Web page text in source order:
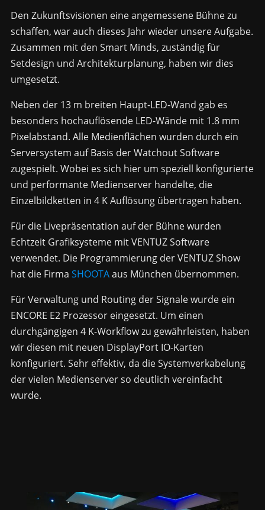
Den Zukunftsvisionen eine angemessene Bühne zu
schaffen, war auch dieses Jahr wieder unsere Aufgabe.
Zusammen mit den Smart Minds, zuständig für
Setdesign und Architekturplanung, haben wir dies
umgesetzt.
Neben der 13 m breiten Haupt-LED-Wand gab es
besonders hochauflösende LED-Wände mit 1.8 mm
Pixelabstand. Alle Medienflächen wurden durch ein
Serversystem auf Basis der Watchout Software
zugespielt. Wobei es sich hier um speziell konfigurierte
und performante Medienserver handelte, die
Einzelbildketten in 4 K Auflösung übertragen haben.
Für die Livepräsentation auf der Bühne wurden
Echtzeit Grafiksysteme mit VENTUZ Software
verwendet. Die Programmierung der VENTUZ Show
hat die Firma SHOOTAaus München übernommen.
Für Verwaltung und Routing der Signale wurde ein
ENCORE E2 Prozessor eingesetzt. Um einen
durchgängigen 4 K-Workflow zu gewährleisten, haben
wir diesen mit neuen DisplayPort IO-Karten
konfiguriert. Sehr effektiv, da die Systemverkabelung
der vielen Medienserver so deutlich vereinfacht
wurde.